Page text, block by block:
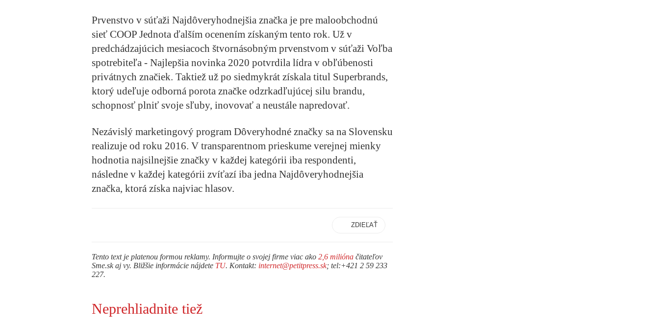
Prvenstvo v súťaži Najdôveryhodnejšia značka je pre maloobchodnú
sieť COOP Jednota ďalším ocenením získaným tento rok. Už v
predchádzajúcich mesiacoch štvornásobným prvenstvom v súťaži Voľba
spotrebiteľa - Najlepšia novinka 2020 potvrdila lídra v obľúbenosti
privátnych značiek. Taktiež už po siedmykrát získala titul Superbrands,
ktorý udeľuje odborná porota značke odzrkadľujúcej silu brandu,
schopnosť plniť svoje sľuby, inovovať a neustále napredovať.
Nezávislý marketingový program Dôveryhodné značky sa na Slovensku
realizuje od roku 2016. V transparentnom prieskume verejnej mienky
hodnotia najsilnejšie značky v každej kategórii iba respondenti,
následne v každej kategórii zvíťazí iba jedna Najdôveryhodnejšia
značka, ktorá získa najviac hlasov.
ZDIEĽAŤ
Tento text je platenou formou reklamy. Informujte o svojej firme viac ako 2,6 milióna čitateľov
Sme.sk aj vy. Bližšie informácie nájdete TU. Kontakt: internet@petitpress.sk; tel:+421 2 59 233
227.
Neprehliadnite tiež